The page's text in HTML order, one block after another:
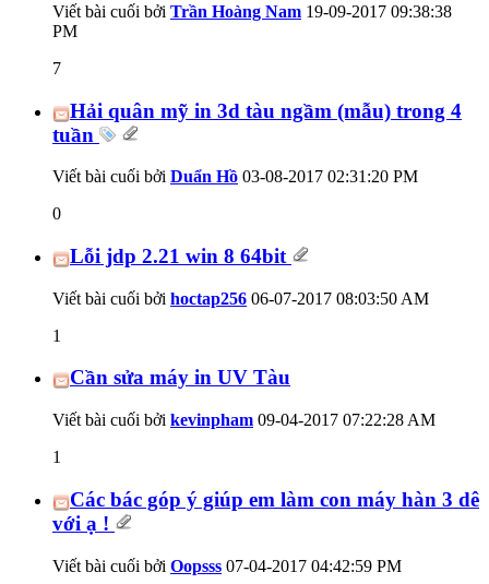
Viết bài cuối bởi Trần Hoàng Nam 19-09-2017 09:38:38
PM
7
Hải quân mỹ in 3d tàu ngầm (mẫu) trong 4
tuần
Viết bài cuối bởi Duẩn Hồ 03-08-2017 02:31:20 PM
0
Lỗi jdp 2.21 win 8 64bit
Viết bài cuối bởi hoctap256 06-07-2017 08:03:50 AM
1
Cần sửa máy in UV Tàu
Viết bài cuối bởi kevinpham 09-04-2017 07:22:28 AM
1
Các bác góp ý giúp em làm con máy hàn 3 dê
với ạ !
Viết bài cuối bởi Oopsss 07-04-2017 04:42:59 PM